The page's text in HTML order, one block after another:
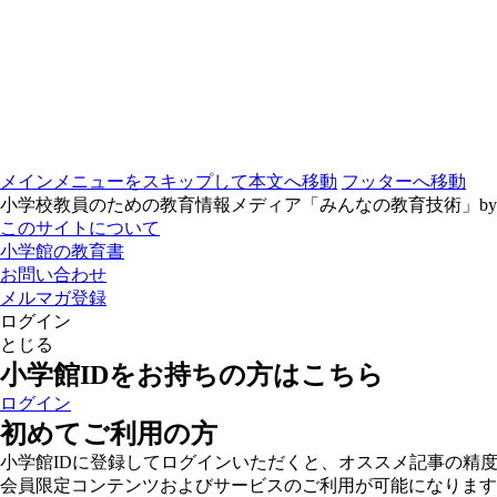
メインメニューをスキップして本文へ移動 フッターへ移動
小学校教員のための教育情報メディア「みんなの教育技術」
このサイトについて
小学館の教育書
お問い合わせ
メルマガ登録
ログイン
とじる
小学館IDをお持ちの方はこちら
ログイン
初めてご利用の方
小学館IDに登録してログインいただくと、オススメ記事の精
会員限定コンテンツおよびサービスのご利用が可能になりま